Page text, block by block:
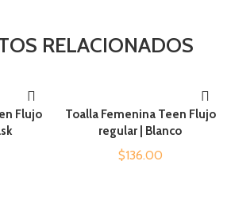
RELACIONADOS
Flujo
AÑADIR AL CARRITO
Toalla Femenina Teen Flujo
regular | Blanco
$136.00